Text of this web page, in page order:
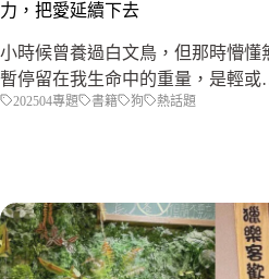
力，把愛延續下去
小時候曾養過白文鳥，但那時懵懂
暫停留在我生命中的重量，是輕
202504專題 書籍 狗 熱話題